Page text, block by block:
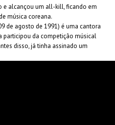
e alcançou um all-kill, ficando em
música coreana.
de agosto de 1991) é uma cantora
participou da competição músical
disso, já tinha assinado um